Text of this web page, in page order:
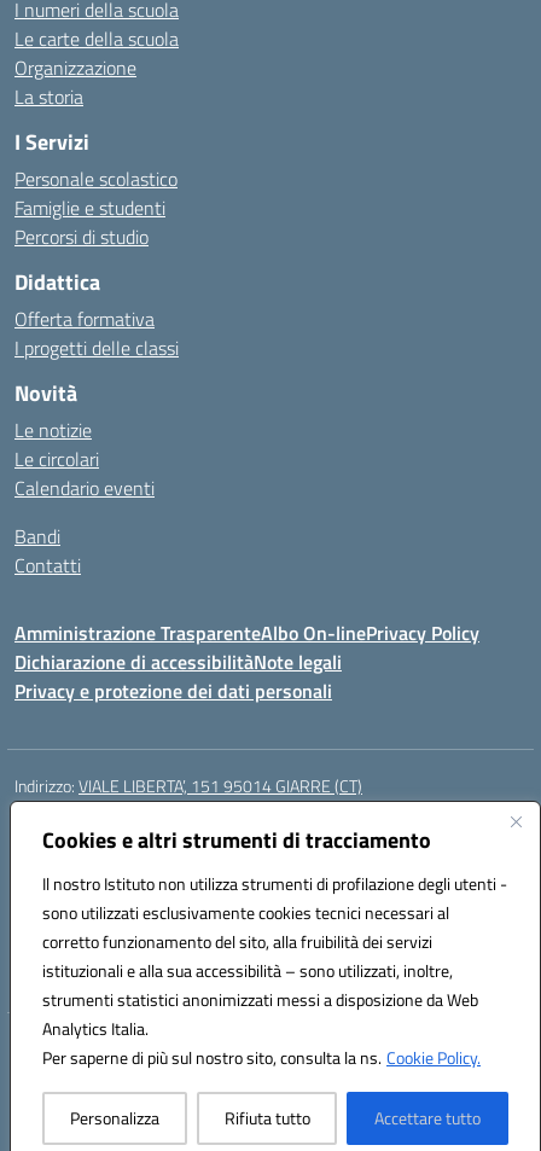
Cookies e altri strumenti di tracciamento
Il nostro Istituto non utilizza strumenti di profilazione degli utenti -
sono utilizzati esclusivamente cookies tecnici necessari al
corretto funzionamento del sito, alla fruibilità dei servizi
istituzionali e alla sua accessibilità – sono utilizzati, inoltre,
strumenti statistici anonimizzati messi a disposizione da Web
Analytics Italia.
Per saperne di più sul nostro sito, consulta la ns.Cookie Policy.
Personalizza Rifiuta tutto Accettare tutto
I numeri della scuola
Le carte della scuola
Organizzazione
La storia
I Servizi
Personale scolastico
Famiglie e studenti
Percorsi di studio
Didattica
Offerta formativa
I progetti delle classi
Novità
Le notizie
Le circolari
Calendario eventi
Bandi
Contatti
Amministrazione TrasparenteAlbo On-linePrivacy Policy
Dichiarazione di accessibilitàNote legali
Privacy e protezione dei dati personali
Indirizzo:VIALE LIBERTA’, 151 95014 GIARRE (CT)
Centralino:
Posta elettronica certificata (PEC):ctmm151004@pec.istruzione.it
Codice fiscale: 92032760875
Codice meccanografico:CTMM151004
Codice Indice delle Pubbliche Amministrazioni (IPA): cpiacd
Codice unico di fatturazione (CUF): UF783Q
Hosting & Powered by 3D Solution S.r.l.
Concept & Design by Designers Italia